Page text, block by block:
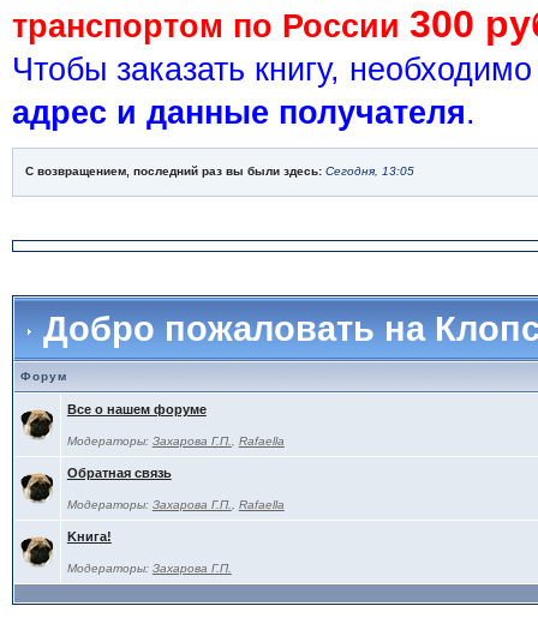
транспортом по России 300
Чтобы заказать книгу,
адрес и данные получателя.
С возвращением, последний раз вы были здесь: Сегодня, 13:05
Добро пожаловать на
Форум
Все о нашем форуме
Модераторы: Захарова Г.П. Rafaella
Обратная связь
Модераторы: Захарова Г.П. Rafaella
Kнига!
Модераторы: Захарова Г.П.